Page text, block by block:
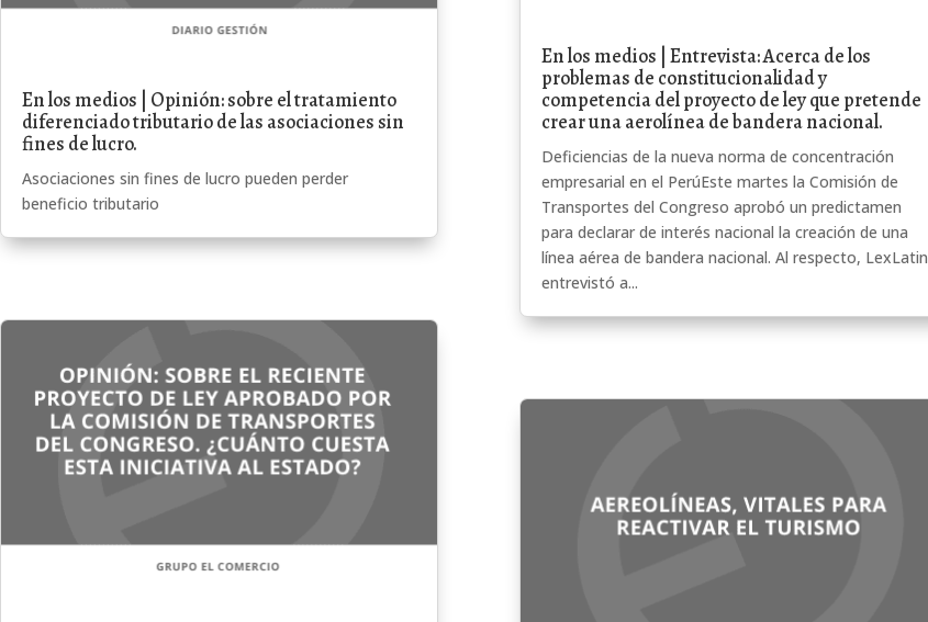
En los medios | Opinión: sobre el tratamiento
diferenciado tributario de las asociaciones sin
fines de lucro.
Asociaciones sin fines de lucro pueden perder
beneficio tributario
En los medios | Entrevista: Acerca de los
problemas de constitucionalidad y
competencia del proyecto de ley que pretende
crear una aerolínea de bandera nacional.
Deficiencias de la nueva norma de concentración
empresarial en el PerúEste martes la Comisión de
Transportes del Congreso aprobó un predictamen
para declarar de interés nacional la creación de una
línea aérea de bandera nacional. Al respecto, LexLatin
entrevistó a...